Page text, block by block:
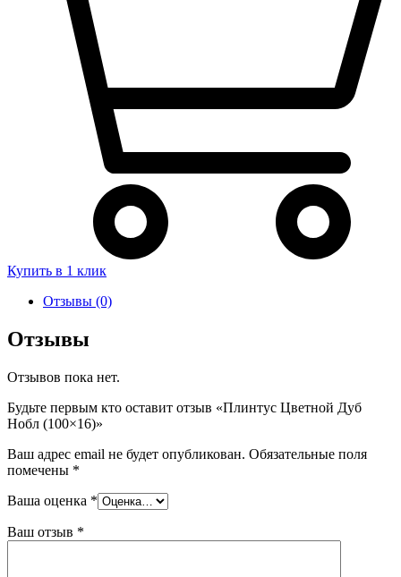
Купить в 1 клик
Отзывы (0)
Отзывы
Отзывов пока нет.
Будьте первым кто оставит отзыв «Плинтус Цветной Дуб
Нобл (100×16)»
Ваш адрес email не будет опубликован. Обязательные поля
помечены *
Ваша оценка *
Ваш отзыв *